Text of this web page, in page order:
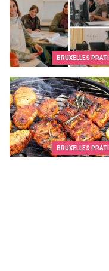
BRUXELLES
BRUXELLES
Faire un barbecue à